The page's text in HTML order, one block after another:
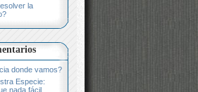
la
donde vamos?
Especie:
nada fácil